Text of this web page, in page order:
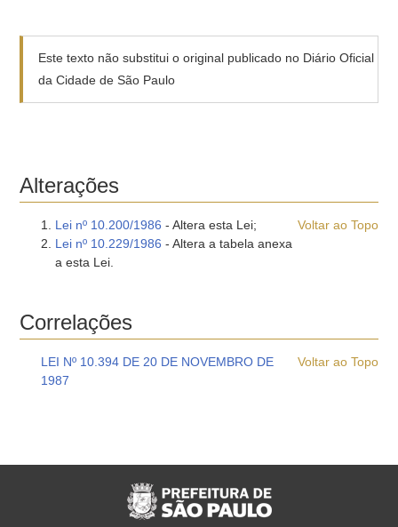
Este texto não substitui o original publicado no Diário Oficial
da Cidade de São Paulo
Alterações
Voltar ao Topo
Lei nº 10.200/1986 - Altera esta Lei;
Lei nº 10.229/1986 - Altera a tabela anexa
a esta Lei.
Correlações
Voltar ao Topo
LEI Nº 10.394 DE 20 DE NOVEMBRO DE
1987